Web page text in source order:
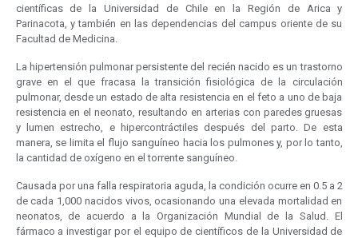
científicas de la Universidad de Chile en la Región de Arica y
Parinacota, y también en las dependencias del campus oriente de su
Facultad de Medicina.
La hipertensión pulmonar persistente del recién nacido es un trastorno
grave en el que fracasa la transición fisiológica de la circulación
pulmonar, desde un estado de alta resistencia en el feto a uno de baja
resistencia en el neonato, resultando en arterias con paredes gruesas
y lumen estrecho, e hipercontráctiles después del parto. De esta
manera, se limita el flujo sanguíneo hacia los pulmones y, por lo tanto,
la cantidad de oxígeno en el torrente sanguíneo.
Causada por una falla respiratoria aguda, la condición ocurre en 0.5 a 2
de cada 1,000 nacidos vivos, ocasionando una elevada mortalidad en
neonatos, de acuerdo a la Organización Mundial de la Salud. El
fármaco a investigar por el equipo de científicos de la Universidad de